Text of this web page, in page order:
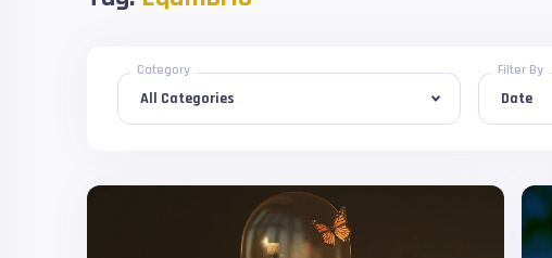
Category Filter By